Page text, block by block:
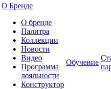
О Бренде
О бренде
Палитра
Коллекции
Новости
Видео
Программа
лояльности
Конструктор
Обучение